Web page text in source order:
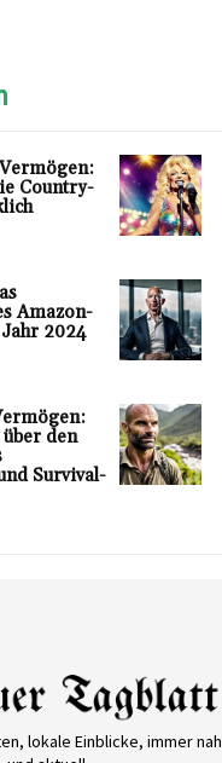
Country-
Amazon-
2024
den
Survival-
lokale Einblicke, immer nah